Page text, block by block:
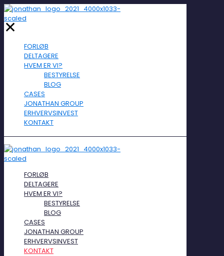
✕
FORLØB
DELTAGERE
HVEM ER VI?
BESTYRELSE
BLOG
CASES
JONATHAN GROUP
ERHVERVSINVEST
KONTAKT
FORLØB
DELTAGERE
HVEM ER VI?
BESTYRELSE
BLOG
CASES
JONATHAN GROUP
ERHVERVSINVEST
KONTAKT